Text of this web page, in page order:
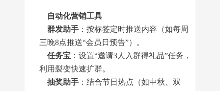
自动化营销工具
群发助手 ：按标签定时推送内容（如每周
三晚8点推送“会员日预告”）。
任务宝 ：设置“邀请3人入群得礼品”任务，
利用裂变快速扩群。
抽奖助手 ：结合节日热点（如中秋、双